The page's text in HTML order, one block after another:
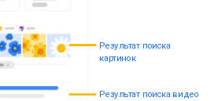
Результат поиска
картинок
Результат поиска видео